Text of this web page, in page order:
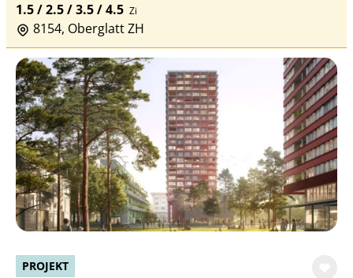
1.5 / 2.5 / 3.5 / 4.5 Zi
8154, Oberglatt ZH
PROJEKT